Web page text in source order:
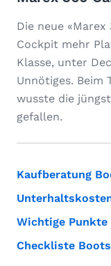
Die neue
Cockpit mehr
Klasse, unter
Unnötiges. Beim
wusste die
gefallen.
Kaufberatung
Wichtige
Checkliste